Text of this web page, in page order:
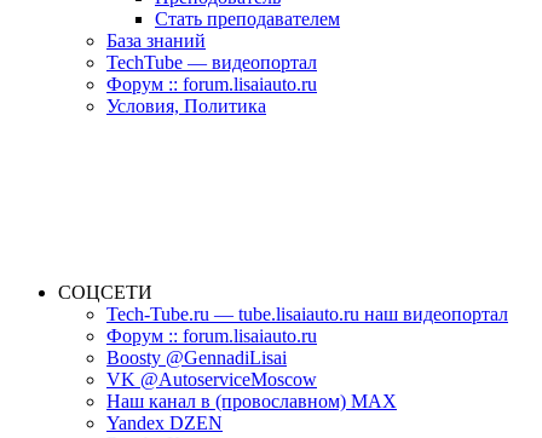
Стать преподавателем
База знаний
TechTube — видеопортал
Форум :: forum.lisaiauto.ru
Условия, Политика
СОЦСЕТИ
Tech-Tube.ru — tube.lisaiauto.ru наш видеопортал
Форум :: forum.lisaiauto.ru
Boosty @GennadiLisai
VK @AutoserviceMoscow
Наш канал в (провославном) MAX
Yandex DZEN